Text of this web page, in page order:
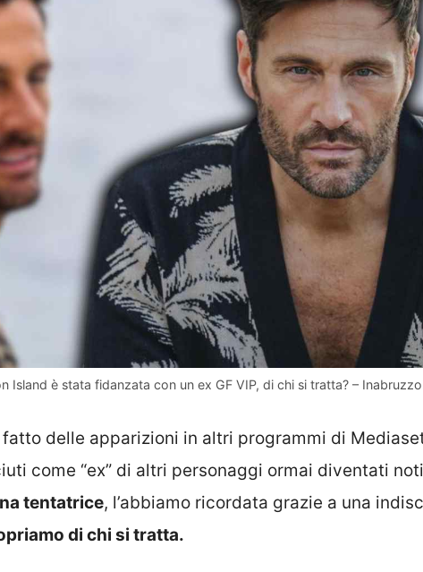
Island è stata fidanzata con un ex GF VIP, di chi si tratta? –
delle apparizioni in altri programmi di
come “ex” di altri personaggi ormai diventati
tentatrice, l’abbiamo ricordata grazie a una
di chi si tratta.